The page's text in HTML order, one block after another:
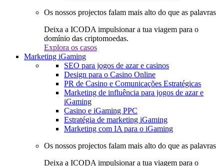
Os nossos projectos falam mais alto do que as palavras
Deixa a ICODA impulsionar a tua viagem para o
domínio das criptomoedas.
Explora os casos
Marketing iGaming
SEO para jogos de azar e casinos
Design para o Casino Online
PR de Casino e Comunicações Estratégicas
Marketing de influência para jogos de azar e
iGaming
Casino e iGaming PPC
Estratégia de marketing iGaming
Marketing com IA para o iGaming
Os nossos projectos falam mais alto do que as palavras
Deixa a ICODA impulsionar a tua viagem para o